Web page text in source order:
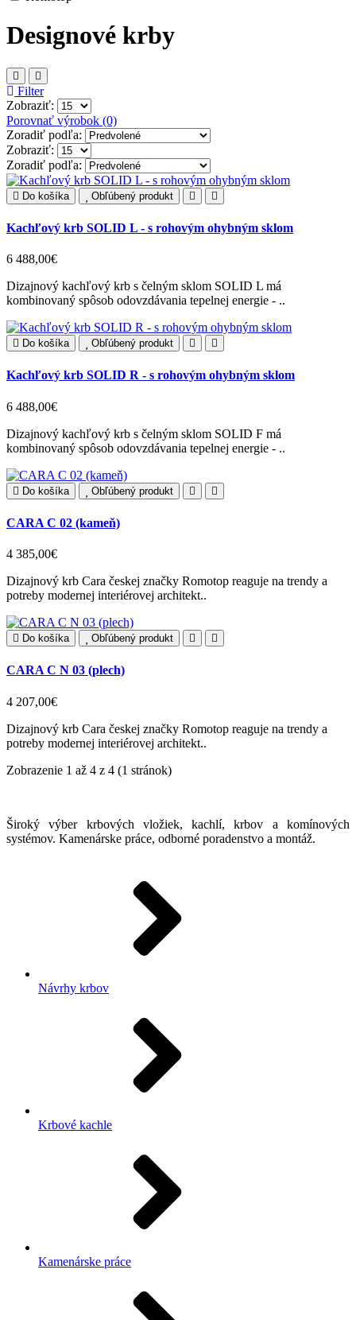
Designové krby
Filter
Zobraziť:
Porovnať výrobok (0)
Zoradiť podľa:
Zobraziť:
Zoradiť podľa:
Do košíka Obľúbený produkt
Kachľový krb SOLID L - s rohovým ohybným sklom
6 488,00€
Dizajnový kachľový krb s čelným sklom SOLID L má
kombinovaný spôsob odovzdávania tepelnej energie - ..
Do košíka Obľúbený produkt
Kachľový krb SOLID R - s rohovým ohybným sklom
6 488,00€
Dizajnový kachľový krb s čelným sklom SOLID F má
kombinovaný spôsob odovzdávania tepelnej energie - ..
Do košíka Obľúbený produkt
CARA C 02 (kameň)
4 385,00€
Dizajnový krb Cara českej značky Romotop reaguje na trendy a
potreby modernej interiérovej architekt..
Do košíka Obľúbený produkt
CARA C N 03 (plech)
4 207,00€
Dizajnový krb Cara českej značky Romotop reaguje na trendy a
potreby modernej interiérovej architekt..
Zobrazenie 1 až 4 z 4 (1 stránok)
Široký výber krbových vložiek, kachlí, krbov a komínových
systémov. Kamenárske práce, odborné poradenstvo a montáž.
Návrhy krbov
Krbové kachle
Kamenárske práce